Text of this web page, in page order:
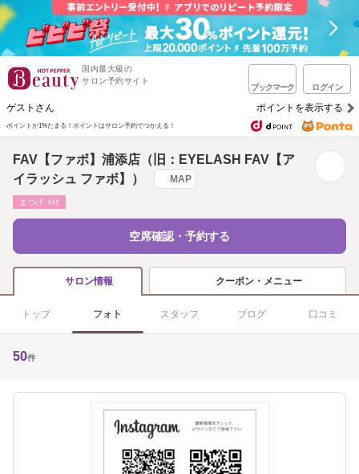
国内最大級の
サロン予約サイト
ブックマーク ログイン
ゲストさん ポイントを表示する
ポイントが1%たまる！ ポイントはサロン予約でつかえる！
FAV【ファボ】浦添店（旧：EYELASH FAV【ア
イラッシュ ファボ】）
MAP
まつげ･ﾒｲｸ
空席確認・予約する
サロン情報 クーポン・メニュー
トップ フォト スタッフ ブログ 口コミ
50件